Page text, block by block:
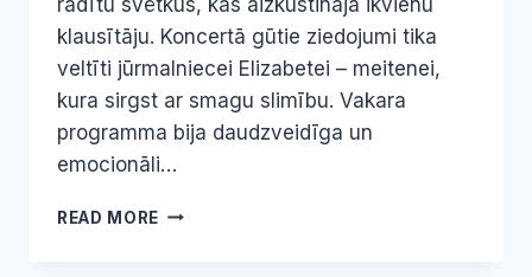
klausītāju. Koncertā gūtie ziedojumi tika
veltīti jūrmalniecei Elizabetei – meitenei,
kura sirgst ar smagu slimību. Vakara
programma bija daudzveidīga un
emocionāli…
READ MORE DZINTARU